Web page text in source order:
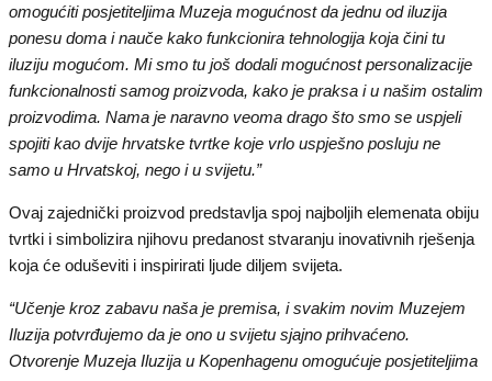
omogućiti posjetiteljima Muzeja mogućnost da jednu od iluzija
ponesu doma i nauče kako funkcionira tehnologija koja čini tu
iluziju mogućom. Mi smo tu još dodali mogućnost personalizacije
funkcionalnosti samog proizvoda, kako je praksa i u našim ostalim
proizvodima. Nama je naravno veoma drago što smo se uspjeli
spojiti kao dvije hrvatske tvrtke koje vrlo uspješno posluju ne
samo u Hrvatskoj, nego i u svijetu.”
Ovaj zajednički proizvod predstavlja spoj najboljih elemenata obiju
tvrtki i simbolizira njihovu predanost stvaranju inovativnih rješenja
koja će oduševiti i inspirirati ljude diljem svijeta.
“​​Učenje kroz zabavu naša je premisa, i svakim novim Muzejem
Iluzija potvrđujemo da je ono u svijetu sjajno prihvaćeno.
Otvorenje Muzeja Iluzija u Kopenhagenu omogućuje posjetiteljima